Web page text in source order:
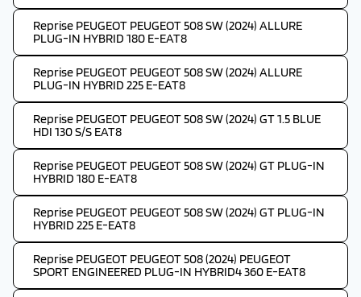
Reprise PEUGEOT PEUGEOT 508 SW (2024) ALLURE
PLUG-IN HYBRID 180 E-EAT8
Reprise PEUGEOT PEUGEOT 508 SW (2024) ALLURE
PLUG-IN HYBRID 225 E-EAT8
Reprise PEUGEOT PEUGEOT 508 SW (2024) GT 1.5 BLUE
HDI 130 S/S EAT8
Reprise PEUGEOT PEUGEOT 508 SW (2024) GT PLUG-IN
HYBRID 180 E-EAT8
Reprise PEUGEOT PEUGEOT 508 SW (2024) GT PLUG-IN
HYBRID 225 E-EAT8
Reprise PEUGEOT PEUGEOT 508 (2024) PEUGEOT
SPORT ENGINEERED PLUG-IN HYBRID4 360 E-EAT8